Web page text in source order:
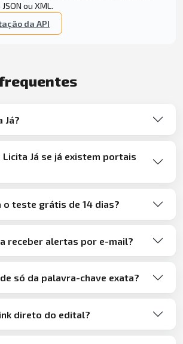
ou XML.
da API
Já?
Licita Já se já existem portais
o teste grátis de 14 dias?
receber alertas por e-mail?
só da palavra-chave exata?
direto do edital?